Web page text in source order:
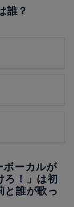
誰？
ーカルが
ろ！」は初
と誰が歌っ